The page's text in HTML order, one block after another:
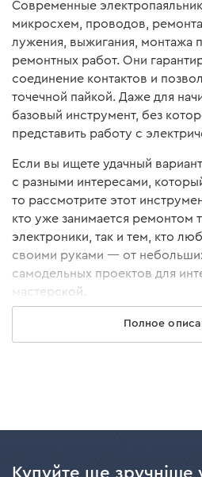
Современные
микросхем, проводов, ремонта
лужения, выжигания, монтажа
ремонтных работ. Они
соединение контактов и
точечной пайкой. Даже для
базовый инструмент, без
представить работу с
Если вы ищете удачный
с разными интересами,
то рассмотрите этот
кто уже занимается ремонтом
электроники, так и тем, кто
своими руками — от
самодельных проектов для
мастерской.
Как выбрать
возможность регулировки
основные характеристики,
работы, точность пайки и
Полное
Купуйте ще зручніше